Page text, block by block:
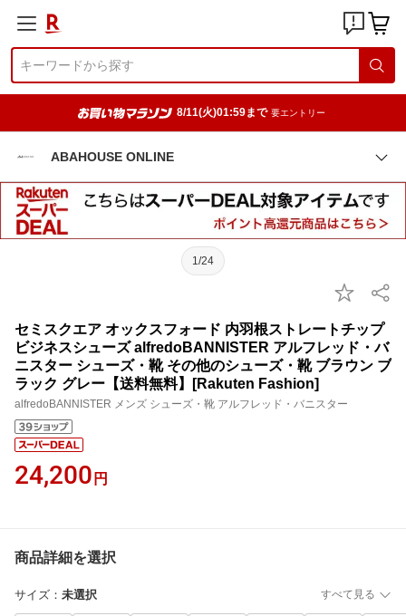
8/11(火)01:59まで 要エントリー
ABAHOUSE ONLINE
1/24
セミスクエア オックスフォード 内羽根ストレートチップ
ビジネスシューズ alfredoBANNISTER アルフレッド・バ
ニスター シューズ・靴 その他のシューズ・靴 ブラウン ブ
ラック グレー【送料無料】[Rakuten Fashion]
alfredoBANNISTER メンズ シューズ・靴 アルフレッド・バニスター
24,200 円
商品詳細を選択
サイズ ： 未選択 すべて見る